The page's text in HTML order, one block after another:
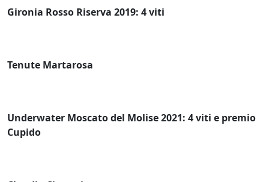
Gironia Rosso Riserva 2019: 4 viti
Tenute Martarosa
Underwater Moscato del Molise 2021: 4 viti e premio
Cupido